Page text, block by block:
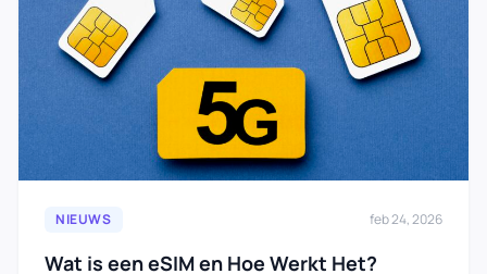
NIEUWS feb 24, 2026
Wat is een eSIM en Hoe Werkt Het?